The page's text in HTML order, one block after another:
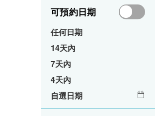
可預約日期
任何日期
14天內
7天內
4天內
自選日期